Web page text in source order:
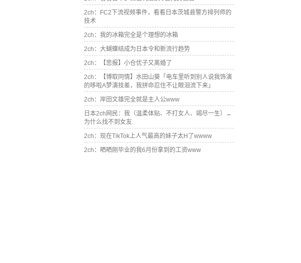
2ch：FC2下流视频事件，看看日本茨城县警方排列师的
技术
2ch：我的冰箱完全是个理想的冰箱
2ch：大蝴蝶结成为日本令和新流行趋势
2ch：【悲报】小仓优子又离婚了
2ch：【博取同情】水田山葵「电车里听到别人说我饰演
的哆啦A梦演技差，我拼命忍住不让眼泪流下来」
2ch：岸田文雄完全就是主人公www
日本2ch网民：我（温柔体贴、不打女人、竭尽一生）←
为什么找不到女友
2ch：现在TikTok上人气最高的妹子太H了wwww
2ch：晒晒刚毕业的我6月份拿到的工资www